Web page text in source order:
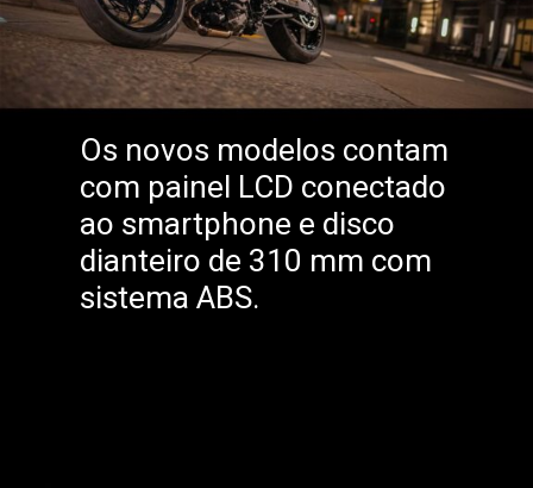
Os novos modelos contam
com painel LCD conectado
ao smartphone e disco
dianteiro de 310 mm com
sistema ABS.